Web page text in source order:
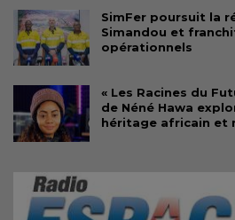
SimFer poursuit la
Simandou et
opérationnels
« Les Racines du
de Néné Hawa
héritage africain et